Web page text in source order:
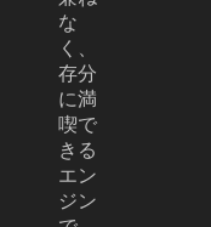
な
く、
存分
に満
喫で
きる
エン
ジン